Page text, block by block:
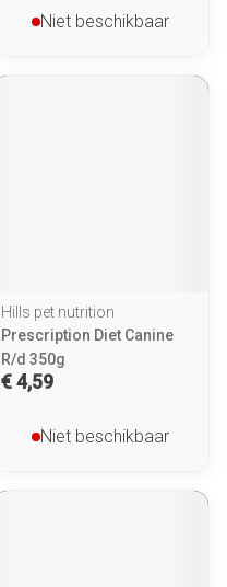
Niet beschikbaar
Hills pet nutrition
Prescription Diet Canine
R/d 350g
€ 4,59
Niet beschikbaar